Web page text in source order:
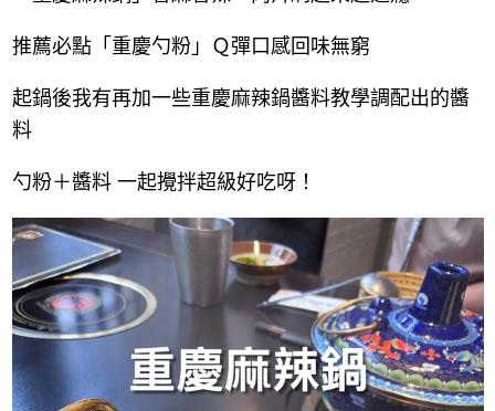
推薦必點「重慶勺粉」Ｑ彈口感回味無窮
起鍋後我有再加一些重慶麻辣鍋醬料教學調配出的醬
料
勺粉＋醬料 一起攪拌超級好吃呀！